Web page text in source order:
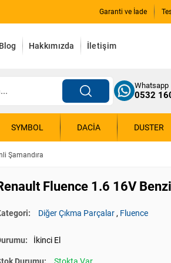
Garanti ve İade
Blog Hakkımızda İletişim
Whatsapp
0532
SYMBOL DACIA DUSTER
Şamandıra
Fluence 1.6 16V
Diğer Çıkma Parçalar, Fluence
İkinci El